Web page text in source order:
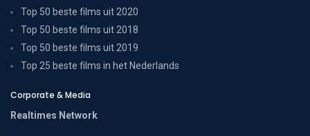
Top 50 beste films uit 2020
Top 50 beste films uit 2018
Top 50 beste films uit 2019
Top 25 beste films in het Nederlands
Corporate & Media
Realtimes Network